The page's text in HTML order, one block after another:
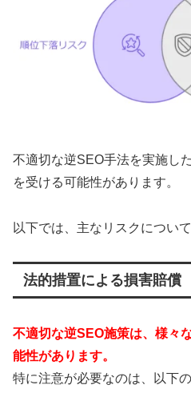
不適切な逆SEO手法を実施し
を受ける可能性があります。
以下では、主なリスクについ
法的措置による損害賠償
不適切な逆SEO施策は、様々
能性があります。
特に注意が必要なのは、以下の